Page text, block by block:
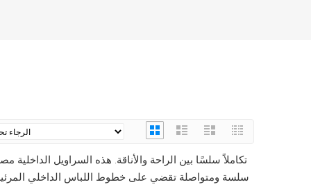
سلسة ومتواصلة تقضي على خطوط اللباس الداخلي المرئية.